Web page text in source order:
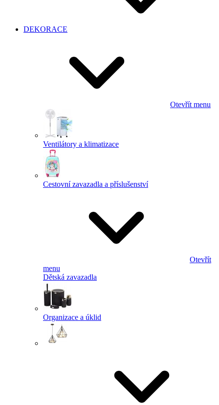
DEKORACE
Otevřít menu
Ventilátory a klimatizace
Cestovní zavazadla a příslušenství
Otevřít
menu
Dětská zavazadla
Organizace a úklid